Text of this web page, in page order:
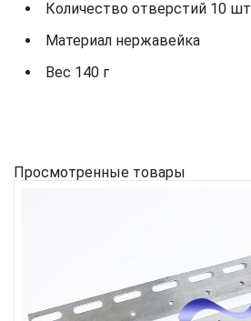
Количество отверстий 10 шт
Материал нержавейка
Вес 140 г
Просмотренные товары